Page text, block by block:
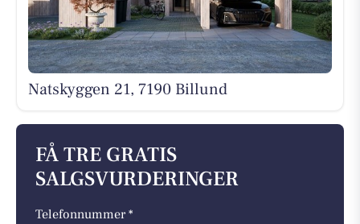
Natskyggen 21, 7190 Billund
FÅ TRE GRATIS
SALGSVURDERINGER
Telefonnummer *